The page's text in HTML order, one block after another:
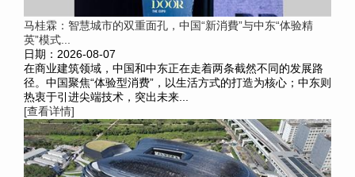
马桂霖：智慧城市的双重面孔，中国“新消費”与中东“体验精
英”模式...
日期：2026-08-07
在商业建筑领域，中国和中东正在走着两条截然不同的发展路
径。中国聚焦“体验型消费”，以生活方式的打造为核心；中东则
热衷于引进尖端技术，突出未来...
[查看详情]